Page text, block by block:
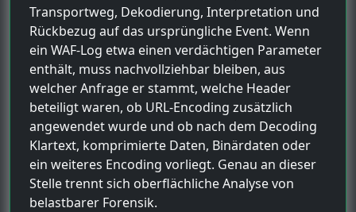
Transportweg, Dekodierung, Interpretation und
Rückbezug auf das ursprüngliche Event. Wenn
ein WAF-Log etwa einen verdächtigen Parameter
enthält, muss nachvollziehbar bleiben, aus
welcher Anfrage er stammt, welche Header
beteiligt waren, ob URL-Encoding zusätzlich
angewendet wurde und ob nach dem Decoding
Klartext, komprimierte Daten, Binärdaten oder
ein weiteres Encoding vorliegt. Genau an dieser
Stelle trennt sich oberflächliche Analyse von
belastbarer Forensik.